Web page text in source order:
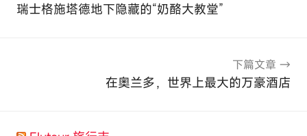
瑞士格施塔德地下隐藏的“奶酪大教堂”
下篇文章
在奥兰多，世界上最大的万豪酒店